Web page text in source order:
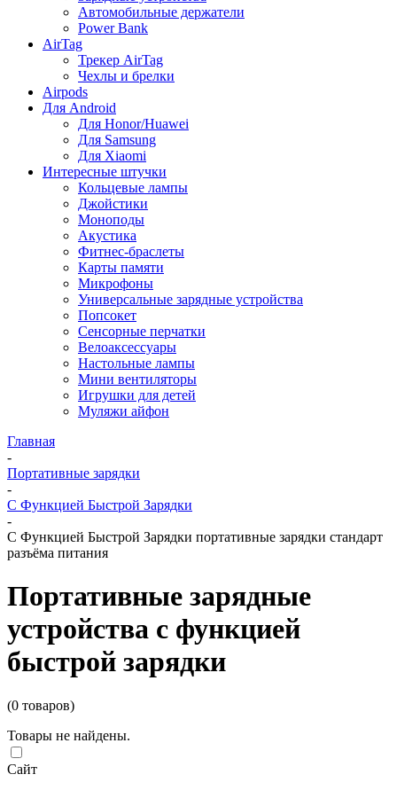
Автомобильные держатели
Power Bank
AirTag
Трекер AirTag
Чехлы и брелки
Airpods
Для Android
Для Honor/Huawei
Для Samsung
Для Xiaomi
Интересные штучки
Кольцевые лампы
Джойстики
Моноподы
Акустика
Фитнес-браслеты
Карты памяти
Микрофоны
Универсальные зарядные устройства
Попсокет
Сенсорные перчатки
Велоаксессуары
Настольные лампы
Мини вентиляторы
Игрушки для детей
Муляжи айфон
Главная
-
Портативные зарядки
-
С Функцией Быстрой Зарядки
-
С Функцией Быстрой Зарядки портативные зарядки стандарт
разъёма питания
Портативные зарядные
устройства с функцией
быстрой зарядки
(0 товаров)
Товары не найдены.
Сайт